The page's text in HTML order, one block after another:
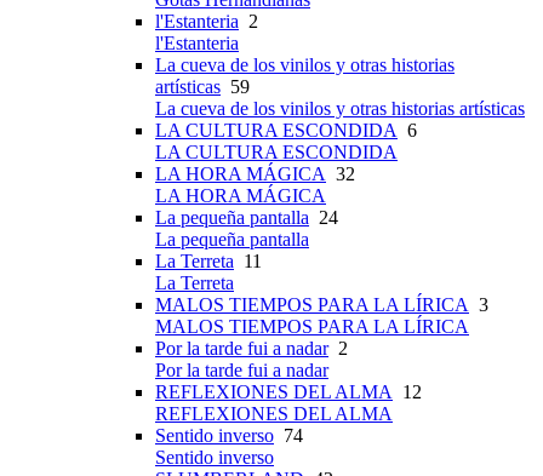
l'Estanteria 2
l'Estanteria
La cueva de los vinilos y otras historias
artísticas 59
La cueva de los vinilos y otras historias artísticas
LA CULTURA ESCONDIDA 6
LA CULTURA ESCONDIDA
LA HORA MÁGICA 32
LA HORA MÁGICA
La pequeña pantalla 24
La pequeña pantalla
La Terreta 11
La Terreta
MALOS TIEMPOS PARA LA LÍRICA 3
MALOS TIEMPOS PARA LA LÍRICA
Por la tarde fui a nadar2
Por la tarde fui a nadar
REFLEXIONES DEL ALMA 12
REFLEXIONES DEL ALMA
Sentido inverso 74
Sentido inverso